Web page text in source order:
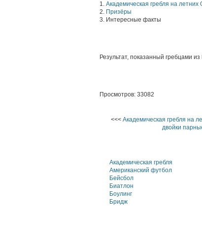
1. Академическая гребля на
2. Призёры
3. Интересные факты
Результат, показанный гребцами
Просмотров: 33082
<<< Академическая гребля на
двойки
Академическая гребля
Американский футбол
Бейсбол
Биатлон
Боулинг
Бридж